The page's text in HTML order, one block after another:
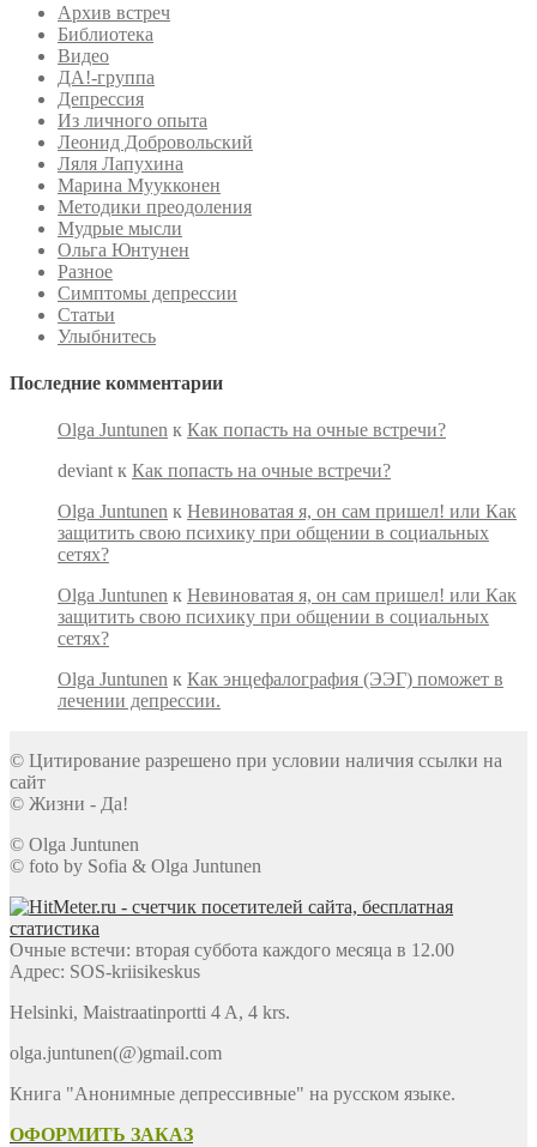
Архив встреч
Библиотека
Видео
ДА!-группа
Депрессия
Из личного опыта
Леонид Добровольский
Ляля Лапухина
Марина Муукконен
Методики преодоления
Мудрые мысли
Ольга Юнтунен
Разное
Симптомы депрессии
Статьи
Улыбнитесь
Последние комментарии
Olga Juntunen к Как попасть на очные встречи?
deviant к Как попасть на очные встречи?
Olga Juntunen к Невиноватая я, он сам пришел! или Как
защитить свою психику при общении в социальных
сетях?
Olga Juntunen к Невиноватая я, он сам пришел! или Как
защитить свою психику при общении в социальных
сетях?
Olga Juntunen к Как энцефалография (ЭЭГ) поможет в
лечении депрессии.
© Цитирование разрешено при условии наличия ссылки на
сайт
© Жизни - Да!
© Olga Juntunen
© foto by Sofia & Olga Juntunen
Очные встечи: вторая суббота каждого месяца в 12.00
Адрес: SOS-kriisikeskus
Helsinki, Maistraatinportti 4 A, 4 krs.
olga.juntunen(@)gmail.com
Книга "Анонимные депрессивные" на русском языке.
ОФОРМИТЬ ЗАКАЗ